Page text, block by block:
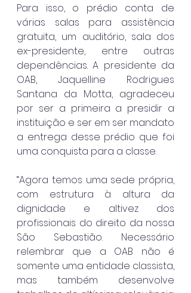
Para isso, o prédio conta de
várias salas para assistência
gratuita, um auditório, sala dos
ex-presidente, entre outras
dependências. A presidente da
OAB, Jaquelline Rodrigues
Santana da Motta, agradeceu
por ser a primeira a presidir a
instituição e ser em ser mandato
a entrega desse prédio que foi
uma conquista para a classe.
“Agora temos uma sede própria,
com estrutura à altura da
dignidade e altivez dos
profissionais do direito da nossa
São Sebastião. Necessário
relembrar que a OAB não é
somente uma entidade classista,
mas também desenvolve